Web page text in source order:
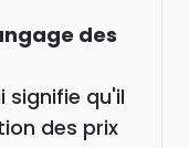
des
signifie qu'il
des prix